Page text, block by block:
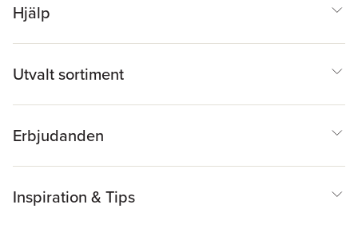
Hjälp
Utvalt sortiment
Erbjudanden
Inspiration & Tips